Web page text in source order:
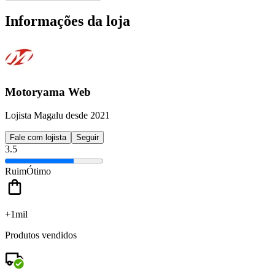
Informações da loja
Motoryama Web
Lojista Magalu desde 2021
Fale com lojista Seguir
3.5
RuimÓtimo
+1mil
Produtos vendidos